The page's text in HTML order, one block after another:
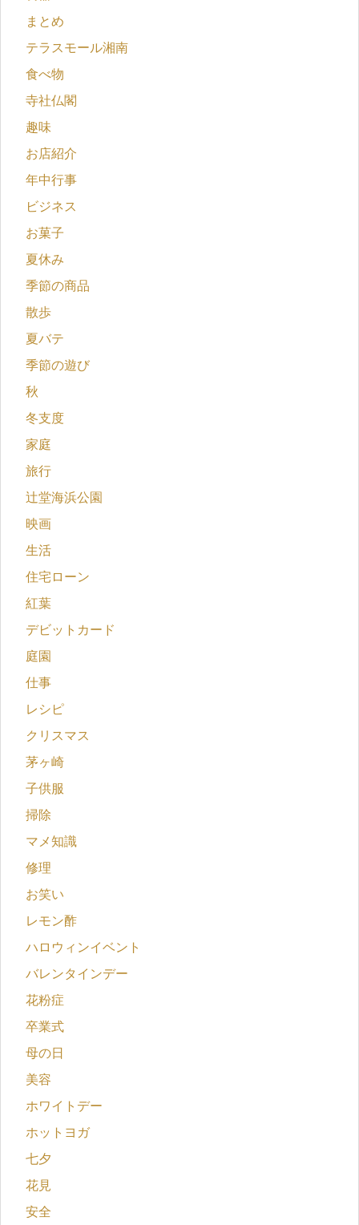
まとめ
テラスモール湘南
食べ物
寺社仏閣
趣味
お店紹介
年中行事
ビジネス
お菓子
夏休み
季節の商品
散歩
夏バテ
季節の遊び
秋
冬支度
家庭
旅行
辻堂海浜公園
映画
生活
住宅ローン
紅葉
デビットカード
庭園
仕事
レシピ
クリスマス
茅ヶ崎
子供服
掃除
マメ知識
修理
お笑い
レモン酢
ハロウィンイベント
バレンタインデー
花粉症
卒業式
母の日
美容
ホワイトデー
ホットヨガ
七夕
花見
安全